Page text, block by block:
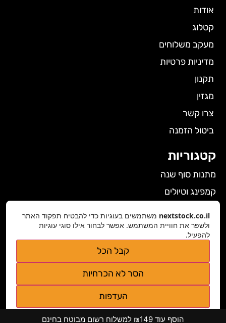
אודות
קטלוג
מעקב משלוחים
מדיניות פרטיות
תקנון
מגזין
צרו קשר
ביטול הזמנה
קטגוריות
מתנות סוף שנה
קמפינג וטיולים
גאדג'טים
nextstock.co.il@gmail.com
נגישות אתר
nextstock.co.il משתמשים בעוגיות כדי להבטיח תפקוד האתר
ולשפר את חוויית המשתמש. אפשר לבחור אילו סוגי עוגיות
להפעיל.
קבל הכל
הסר לא הכרחיות
העדפות
הוסף עוד ₪149 למשלוח רשום מבוטח בחינם